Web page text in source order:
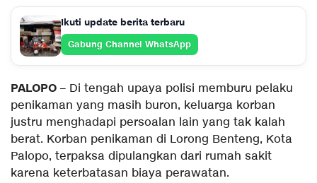
Ikuti update berita terbaru
Gabung Channel WhatsApp
PALOPO – Di tengah upaya polisi memburu pelaku
penikaman yang masih buron, keluarga korban
justru menghadapi persoalan lain yang tak kalah
berat. Korban penikaman di Lorong Benteng, Kota
Palopo, terpaksa dipulangkan dari rumah sakit
karena keterbatasan biaya perawatan.